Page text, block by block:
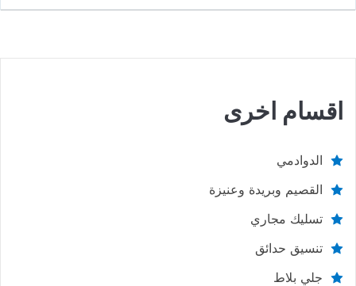
اقسام اخرى
الدوادمي
القصيم وبريدة وعنيزة
تسليك مجاري
تنسيق حدائق
جلي بلاط